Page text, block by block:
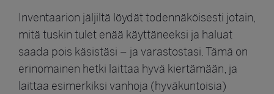
Inventaarion jäljiltä löydät todennäköisesti jotain,
mitä tuskin tulet enää käyttäneeksi ja haluat
saada pois käsistäsi – ja varastostasi. Tämä on
erinomainen hetki laittaa hyvä kiertämään, ja
laittaa esimerkiksi vanhoja (hyväkuntoisia)